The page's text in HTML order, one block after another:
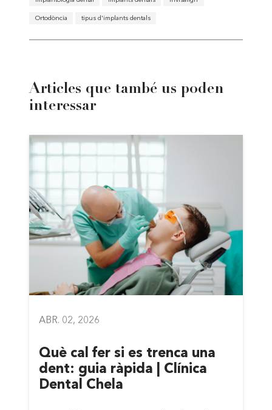
Ortodòncia tipus d'implants dentals
Articles que també us poden
interessar
ABR. 02, 2026
Què cal fer si es trenca una
dent: guia ràpida | Clínica
Dental Chela